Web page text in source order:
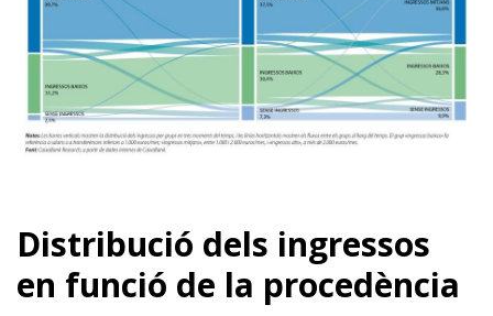
Distribució dels ingressos
en funció de la procedència